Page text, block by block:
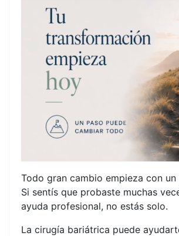
Todo gran cambio empieza con un
Si sentís que probaste muchas
ayuda profesional, no estás solo.
La cirugía bariátrica puede